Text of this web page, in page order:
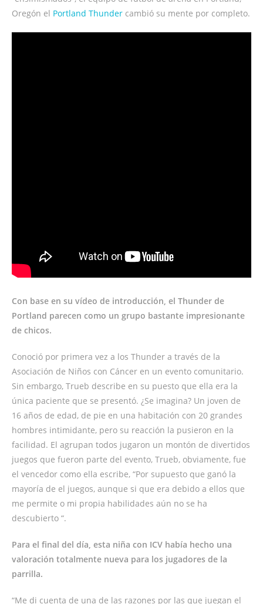
Oregón el Portland Thunder cambió su mente por completo.
Con base en su vídeo de introducción, el Thunder de
Portland parecen como un grupo bastante impresionante
de chicos.
Conoció por primera vez a los Thunder a través de la
Asociación de Niños con Cáncer en un evento comunitario.
Sin embargo, Trueb describe en su puesto que ella era la
única paciente que se presentó. ¿Se imagina? Un joven de
16 años de edad, de pie en una habitación con 20 grandes
hombres intimidante, pero su reacción la pusieron en la
facilidad. El agrupan todos jugaron un montón de divertidos
juegos que fueron parte del evento, Trueb, obviamente, fue
el vencedor como ella escribe, “Por supuesto que ganó la
mayoría de el juegos, aunque si que era debido a ellos que
me permite o mi propia habilidades aún no se ha
descubierto “.
Para el final del día, esta niña con ICV había hecho una
valoración totalmente nueva para los jugadores de la
parrilla.
“Me di cuenta de una de las razones por las que juegan el